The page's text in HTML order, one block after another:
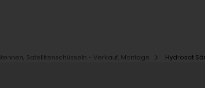
Satellitenschüsseln - Verkauf, Montage Hydrosat